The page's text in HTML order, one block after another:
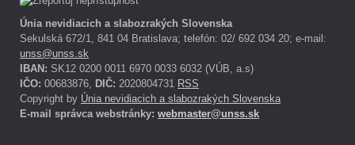
Únia nevidiacich a slabozrakých Slovenska
Sekulská 672/1, 841 04 Bratislava; telefón: 02/ 692 034 20; e-mail:
unss@unss.sk
IBAN: SK12 0200 0011 6970 0033 6032 (VÚB, a.s)
IČO: 00683876, DIČ: 2020804731 RSS
Copyright by Únia nevidiacich a slabozrakých Slovenska
E-mail správca webstránky: webmaster@unss.sk